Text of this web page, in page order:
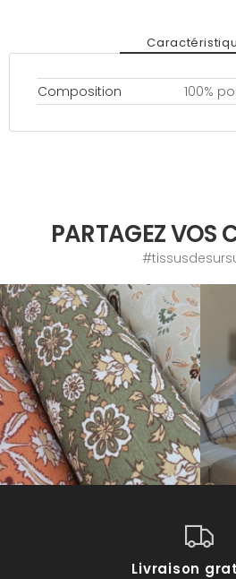
Composition 100%
PARTAGEZ VOS
Livraison